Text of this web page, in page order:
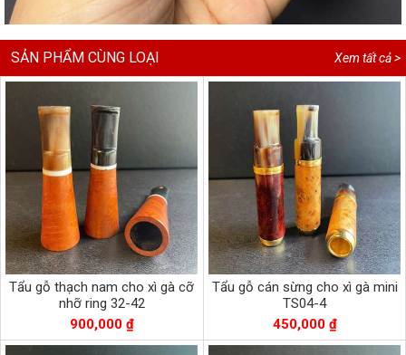
Xem tất cả >
SẢN PHẨM CÙNG LOẠI
Tẩu gỗ thạch nam cho xì gà cỡ
nhỡ ring 32-42
900,000 ₫
Tẩu gỗ cán sừng cho xì gà mini
TS04-4
450,000 ₫